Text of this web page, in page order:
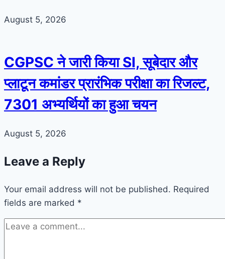
August 5, 2026
CGPSC ने जारी किया SI, सूबेदार और
प्लाटून कमांडर प्रारंभिक परीक्षा का रिजल्ट,
7301 अभ्यर्थियों का हुआ चयन
August 5, 2026
Leave a Reply
Your email address will not be published. Required
fields are marked *